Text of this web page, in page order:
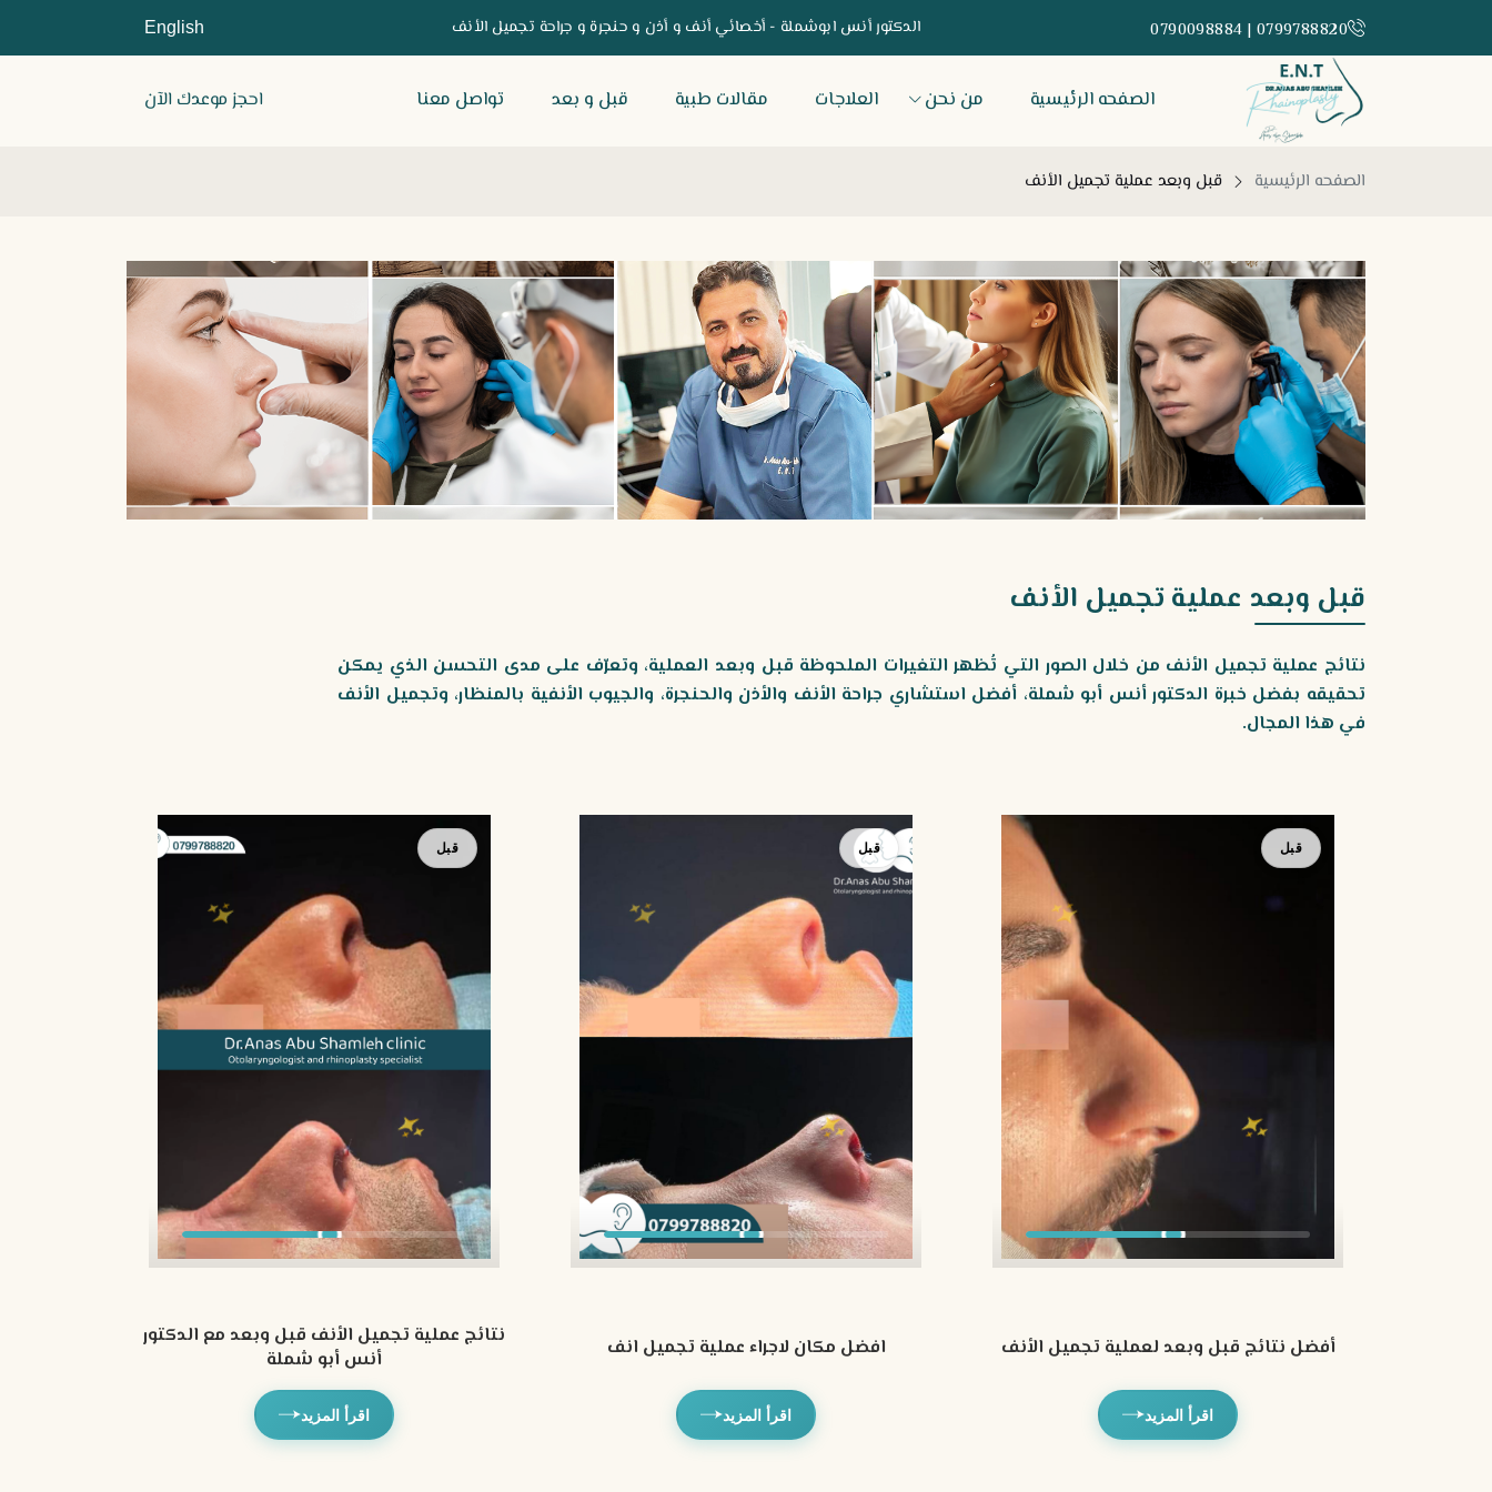
0799788820 | 0790098884 الدكتور أنس ابوشملة - أخصائي أنف و أذن و حنجرة و جراحة تجميل الأنف English
الصفحه الرئيسية من نحن العلاجات مقالات طبية قبل و بعد تواصل معنا احجز موعدك الآن
الصفحه الرئيسية قبل وبعد عملية تجميل الأنف
قبل وبعد عملية تجميل الأنف
نتائج عملية تجميل الأنف من خلال الصور التي تُظهر التغيرات الملحوظة قبل وبعد العملية، وتعرّف على مدى التحسن الذي يمكن
تحقيقه بفضل خبرة الدكتور أنس أبو شملة، أفضل استشاري جراحة الأنف والأذن والحنجرة، والجيوب الأنفية بالمنظار، وتجميل الأنف
في هذا المجال.
بعد
نتائج عملية تجميل الأنف قبل وبعد مع الدكتور
أنس أبو شملة
اقرأ المزيد
افضل مكان لاجراء عملية تجميل انف
اقرأ المزيد
بعد
أفضل نتائج قبل وبعد لعملية تجميل الأنف
اقرأ المزيد